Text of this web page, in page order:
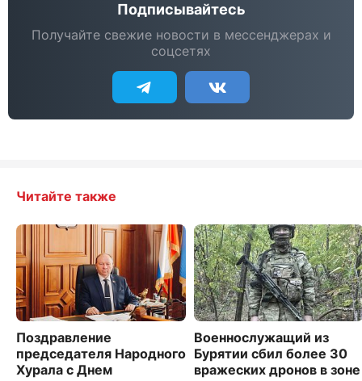
Подписывайтесь
Получайте свежие новости в мессенджерах и
соцсетях
Читайте также
Поздравление
председателя Народного
Хурала с Днем
Военнослужащий из
Бурятии сбил более 30
вражеских дронов в зоне